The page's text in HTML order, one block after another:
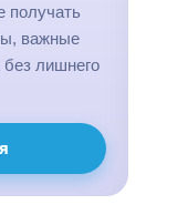
получать
важные
лишнего